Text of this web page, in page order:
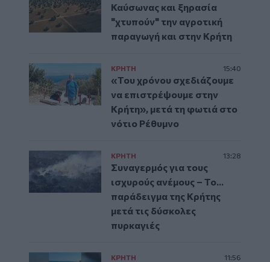
Καύσωνας και ξηρασία
"χτυπούν" την αγροτική
παραγωγή και στην Κρήτη
ΚΡΗΤΗ 15:40
«Του χρόνου σχεδιάζουμε
να επιστρέψουμε στην
Κρήτη», μετά τη φωτιά στο
νότιο Ρέθυμνο
ΚΡΗΤΗ 13:28
Συναγερμός για τους
ισχυρούς ανέμους – Το...
παράδειγμα της Κρήτης
μετά τις δύσκολες
πυρκαγιές
ΚΡΗΤΗ 11:56